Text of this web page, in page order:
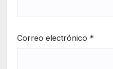
Correo electrónico *